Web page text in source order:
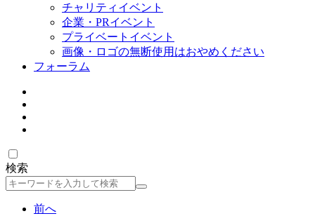
チャリティイベント
企業・PRイベント
プライベートイベント
画像・ロゴの無断使用はおやめください
フォーラム
検索
検
前へ